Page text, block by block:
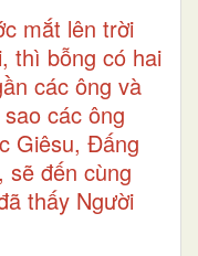
mắt lên trời
thì bỗng có hai
các ông và
các ông
Giêsu, Ðấng
sẽ đến cùng
thấy Người